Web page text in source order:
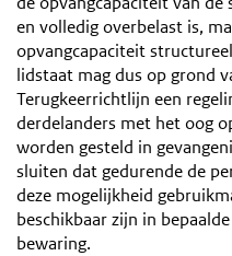
en volledig overbelast is,
opvangcapaciteit
lidstaat mag dus op grond
Terugkeerrichtlijn een
derdelanders met het oog
worden gesteld in
sluiten dat gedurende de
deze mogelijkheid
beschikbaar zijn in
bewaring.